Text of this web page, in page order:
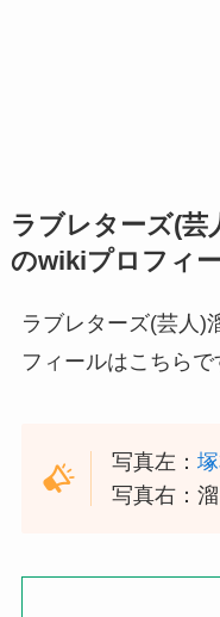
ラブレターズ(芸
のwikiプロフィ
ラブレターズ(芸人)
フィールはこちらで
写真左：
写真右：